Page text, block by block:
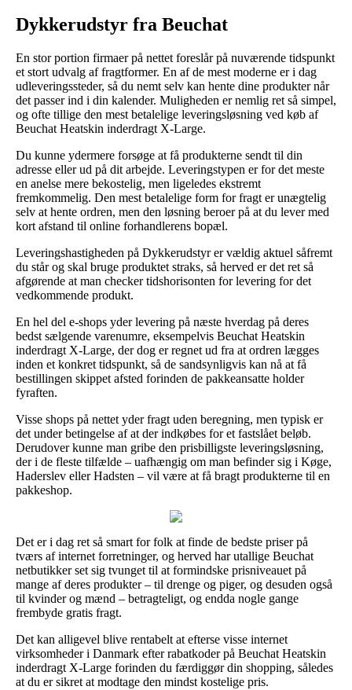
Dykkerudstyr fra Beuchat
En stor portion firmaer på nettet foreslår på nuværende tidspunkt
et stort udvalg af fragtformer. En af de mest moderne er i dag
udleveringssteder, så du nemt selv kan hente dine produkter når
det passer ind i din kalender. Muligheden er nemlig ret så simpel,
og ofte tillige den mest betalelige leveringsløsning ved køb af
Beuchat Heatskin inderdragt X-Large.
Du kunne ydermere forsøge at få produkterne sendt til din
adresse eller ud på dit arbejde. Leveringstypen er for det meste
en anelse mere bekostelig, men ligeledes ekstremt
fremkommelig. Den mest betalelige form for fragt er unægtelig
selv at hente ordren, men den løsning beroer på at du lever med
kort afstand til online forhandlerens bopæl.
Leveringshastigheden på Dykkerudstyr er vældig aktuel såfremt
du står og skal bruge produktet straks, så herved er det ret så
afgørende at man checker tidshorisonten for levering for det
vedkommende produkt.
En hel del e-shops yder levering på næste hverdag på deres
bedst sælgende varenumre, eksempelvis Beuchat Heatskin
inderdragt X-Large, der dog er regnet ud fra at ordren lægges
inden et konkret tidspunkt, så de sandsynligvis kan nå at få
bestillingen skippet afsted forinden de pakkeansatte holder
fyraften.
Visse shops på nettet yder fragt uden beregning, men typisk er
det under betingelse af at der indkøbes for et fastslået beløb.
Derudover kunne man gribe den prisbilligste leveringsløsning,
der i de fleste tilfælde – uafhængig om man befinder sig i Køge,
Haderslev eller Hadsten – vil være at få bragt produkterne til en
pakkeshop.
Det er i dag ret så smart for folk at finde de bedste priser på
tværs af internet forretninger, og herved har utallige Beuchat
netbutikker set sig tvunget til at formindske prisniveauet på
mange af deres produkter – til drenge og piger, og desuden også
til kvinder og mænd – betragteligt, og endda nogle gange
frembyde gratis fragt.
Det kan alligevel blive rentabelt at efterse visse internet
virksomheder i Danmark efter rabatkoder på Beuchat Heatskin
inderdragt X-Large forinden du færdiggør din shopping, således
at du er sikret at modtage den mindst kostelige pris.